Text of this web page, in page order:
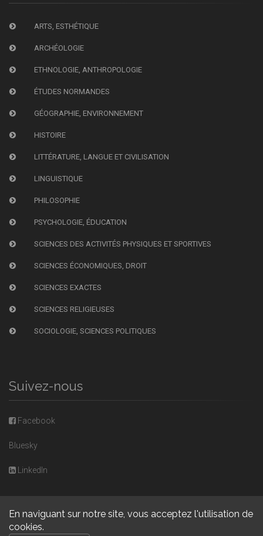
En naviguant sur notre site, vous acceptez l'utilisation de
cookies.
ARTS, ESTHÉTIQUE
ARCHÉOLOGIE
ETHNOLOGIE, ANTHROPOLOGIE
ÉTUDES NORMANDES
GÉOGRAPHIE, ENVIRONNEMENT
HISTOIRE
LITTÉRATURE, LANGUE ET CIVILISATION
LINGUISTIQUE
PHILOSOPHIE
PSYCHOLOGIE, ÉDUCATION
SCIENCES DES ACTIVITÉS PHYSIQUES ET SPORTIVES
SCIENCES ÉCONOMIQUES, DROIT
SCIENCES EXACTES
SCIENCES RELIGIEUSES
SOCIOLOGIE, SCIENCES POLITIQUES
Suivez-nous
Facebook
Bluesky
LinkedIn